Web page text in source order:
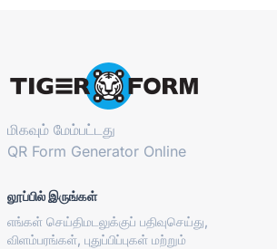
மிகவும் மேம்பட்டது
QR Form Generator Online
லூப்பில் இருங்கள்
எங்கள் செய்திமடலுக்குப் பதிவுசெய்து,
விளம்பரங்கள், புதுப்பிப்புகள் மற்றும்